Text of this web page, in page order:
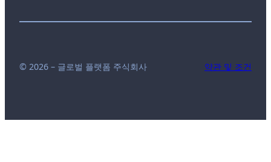
© 2026 – 글로벌 플랫폼 주식회사 약관 및 조건